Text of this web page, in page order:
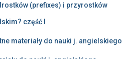
(prefixes) i przyrostków
część I
materiały do nauki j. angielskiego